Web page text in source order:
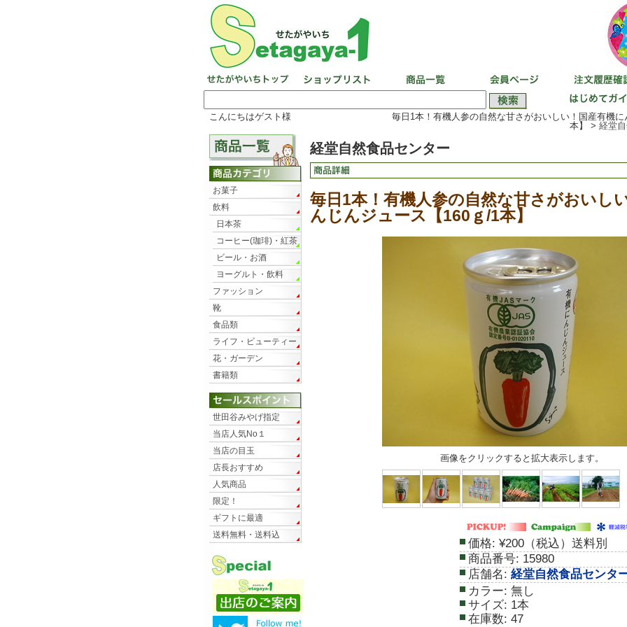
こんにちはゲスト様
毎日1本！有機人参の自然な甘さがおいしい！国産有機
本】 > 経堂
経堂自然食品センター
毎日1本！有機人参の自然な甘さがおいし
んじんジュース【160ｇ/1本】
画像をクリックすると拡大表示します。
価格: ¥200（税込）送料別
商品番号: 15980
店舗名: 経堂自然食品センタ
カラー: 無し
サイズ: 1本
在庫数: 47
お菓子
飲料
日本茶
コーヒー(珈琲)・紅茶
ビール・お酒
ヨーグルト・飲料
ファッション
靴
食品類
ライフ・ビューティー
花・ガーデン
書籍類
世田谷みやげ指定
当店人気No１
当店の目玉
店長おすすめ
人気商品
限定！
ギフトに最適
送料無料・送料込